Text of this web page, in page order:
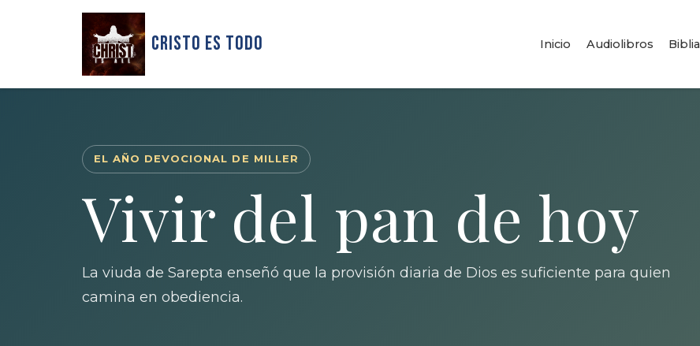
Cristo Es Todo Inicio Audiolibros Biblia
EL AÑO DEVOCIONAL DE MILLER
Vivir del pan de hoy
La viuda de Sarepta enseñó que la provisión diaria de Dios es suficiente para quien
camina en obediencia.